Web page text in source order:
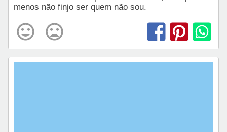
menos não finjo ser quem não sou.